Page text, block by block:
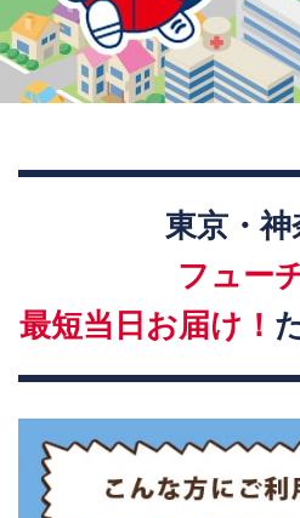
東京・
フュー
最短当日お届け！